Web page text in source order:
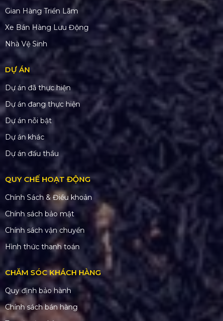
Gian Hàng Triển Lãm
Xe Bán Hàng Lưu Động
Nhà Vệ Sinh
DỰ ÁN
Dự án đã thực hiện
Dự án đang thực hiện
Dự án nỗi bật
Dự án khác
Dự án đấu thầu
QUY CHẾ HOẠT ĐỘNG
Chính Sách & Điều khoản
Chính sách bảo mật
Chính sách vận chuyển
Hình thức thanh toán
CHĂM SÓC KHÁCH HÀNG
Quy định bảo hành
Chính sách bán hàng